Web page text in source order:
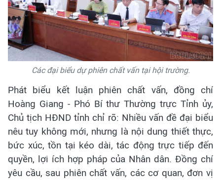
Các đại biểu dự phiên chất vấn tại hội trường.
Phát biểu kết luận phiên chất vấn, đồng chí
Hoàng Giang - Phó Bí thư Thường trực Tỉnh ủy,
Chủ tịch HĐND tỉnh chỉ rõ: Nhiều vấn đề đại biểu
nêu tuy không mới, nhưng là nội dung thiết thực,
bức xúc, tồn tại kéo dài, tác động trực tiếp đến
quyền, lợi ích hợp pháp của Nhân dân. Đồng chí
yêu cầu, sau phiên chất vấn, các cơ quan, đơn vị